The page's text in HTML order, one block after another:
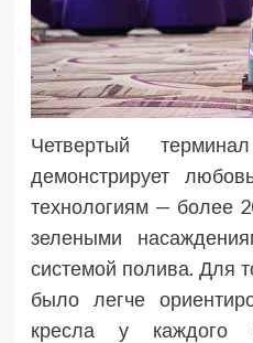
Четвертый
демонстрирует
технологиям — более
зелеными
системой полива. Для
было легче
кресла у каждого